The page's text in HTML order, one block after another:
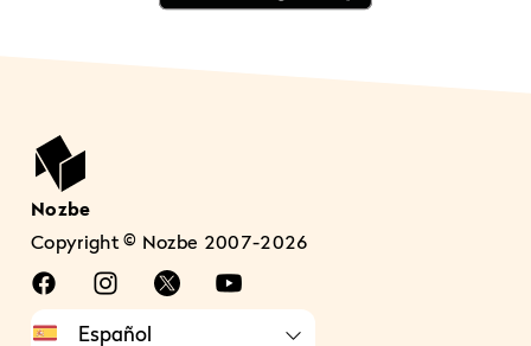
Nozbe
Copyright © Nozbe 2007-2026